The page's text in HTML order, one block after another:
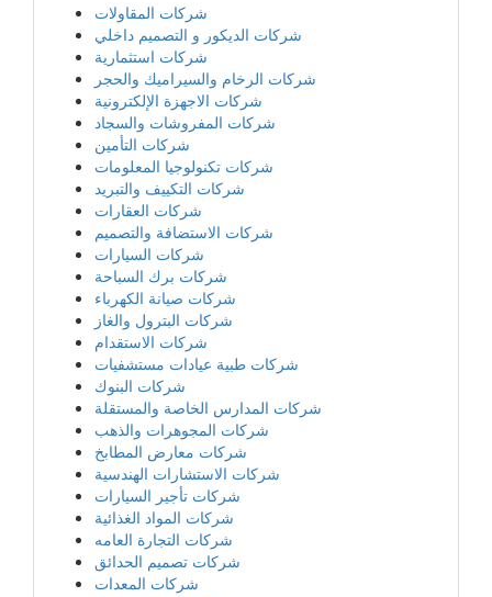
شركات المقاولات
شركات الديكور و التصميم داخلي
شركات استثمارية
شركات الرخام والسيراميك والحجر
شركات الاجهزة الإلكترونية
شركات المفروشات والسجاد
شركات التأمين
شركات تكنولوجيا المعلومات
شركات التكييف والتبريد
شركات العقارات
شركات الاستضافة والتصميم
شركات السيارات
شركات برك السباحة
شركات صيانة الكهرباء
شركات البترول والغاز
شركات الاستقدام
شركات طبية عيادات مستشفيات
شركات البنوك
شركات المدارس الخاصة والمستقلة
شركات المجوهرات والذهب
شركات معارض المطابخ
شركات الاستشارات الهندسية
شركات تأجير السيارات
شركات المواد الغذائية
شركات التجارة العامه
شركات تصميم الحدائق
شركات المعدات